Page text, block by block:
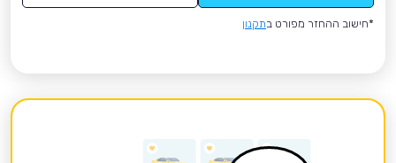
*חישוב ההחזר מפורט בתקנון